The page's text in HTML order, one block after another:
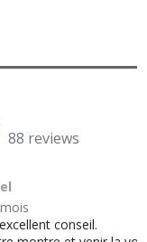
88 reviews
conseil.